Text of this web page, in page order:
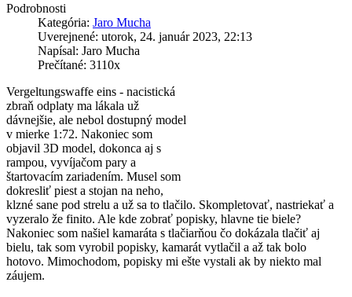
Podrobnosti
Kategória: Jaro Mucha
Uverejnené: utorok, 24. január 2023, 22:13
Napísal: Jaro Mucha
Prečítané: 3110x
Vergeltungswaffe eins - nacistická
zbraň odplaty ma lákala už
dávnejšie, ale nebol dostupný model
v mierke 1:72. Nakoniec som
objavil 3D model, dokonca aj s
rampou, vyvíjačom pary a
štartovacím zariadením. Musel som
dokresliť piest a stojan na neho,
klzné sane pod strelu a už sa to tlačilo. Skompletovať, nastriekať a
vyzeralo že finito. Ale kde zobrať popisky, hlavne tie biele?
Nakoniec som našiel kamaráta s tlačiarňou čo dokázala tlačiť aj
bielu, tak som vyrobil popisky, kamarát vytlačil a až tak bolo
hotovo. Mimochodom, popisky mi ešte vystali ak by niekto mal
záujem.